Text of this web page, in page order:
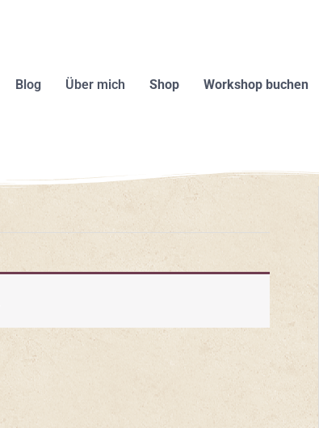
Blog Über mich Shop Workshop buchen